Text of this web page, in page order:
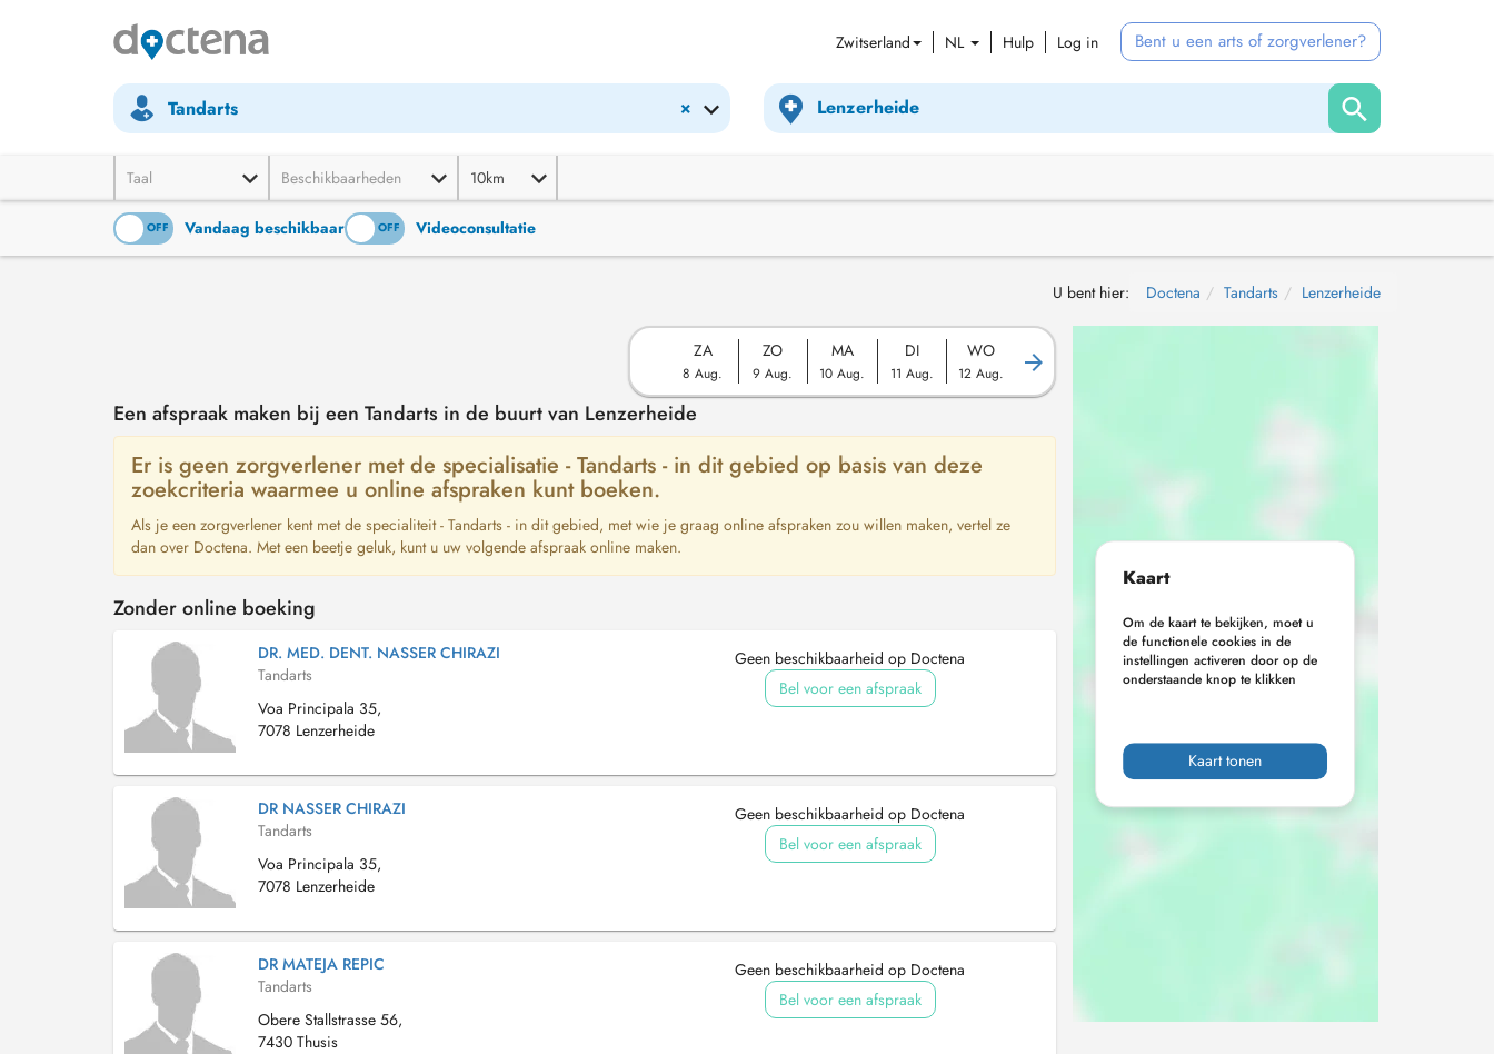
Zwitserland NL Hulp Log in Bent u een arts of zorgverlener?
×
Tandarts
Taal Beschikbaarheden 10km
OFF Vandaag beschikbaar
ON OFF Videoconsultatie
U bent hier: Doctena Tandarts Lenzerheide
ZA
8 Aug.
ZO
9 Aug.
MA
10 Aug.
DI
11 Aug.
WO
12 Aug.
Een afspraak maken bij een Tandarts in de buurt van Lenzerheide
Er is geen zorgverlener met de specialisatie - Tandarts - in dit gebied op basis van deze
zoekcriteria waarmee u online afspraken kunt boeken.
Als je een zorgverlener kent met de specialiteit - Tandarts - in dit gebied, met wie je graag online afspraken zou willen maken, vertel ze
dan over Doctena. Met een beetje geluk, kunt u uw volgende afspraak online maken.
Zonder online boeking
DR. MED. DENT. NASSER CHIRAZI
Tandarts
Voa Principala 35,
7078 Lenzerheide
Geen beschikbaarheid op Doctena
Bel voor een afspraak
DR NASSER CHIRAZI
Tandarts
Voa Principala 35,
7078 Lenzerheide
Geen beschikbaarheid op Doctena
Bel voor een afspraak
DR MATEJA REPIC
Tandarts
Obere Stallstrasse 56,
7430 Thusis
Geen beschikbaarheid op Doctena
Bel voor een afspraak
Kaart
Om de kaart te bekijken, moet u
de functionele cookies in de
instellingen activeren door op de
onderstaande knop te klikken
Kaart tonen